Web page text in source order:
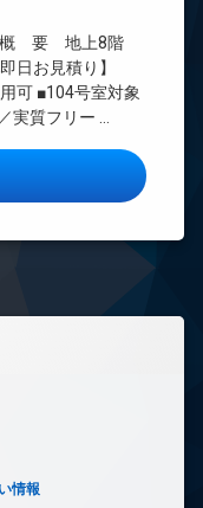
概 要 地上8階
日お見積り】
可 ■104号室対象
実質フリー …
キッドレジデンス品川詳
情報